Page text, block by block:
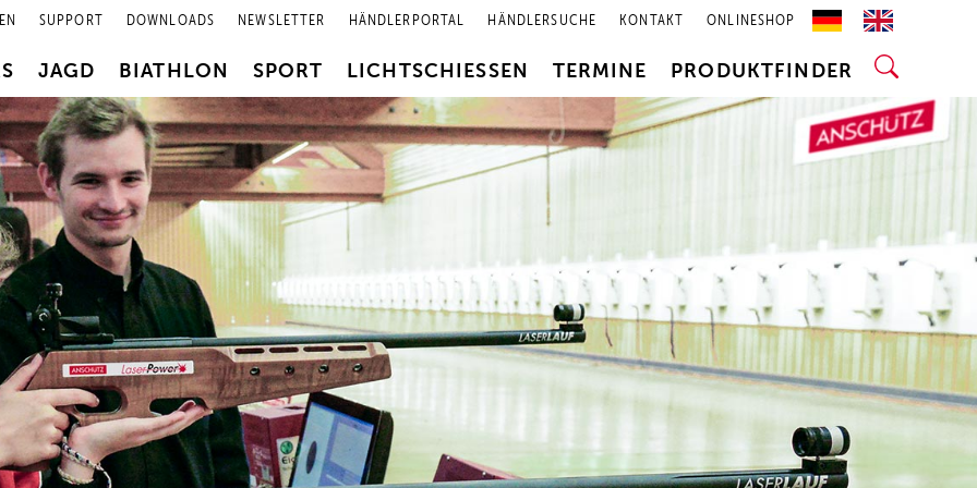
SUPPORT DOWNLOADS NEWSLETTER HÄNDLERPORTAL HÄNDLERSUCHE KONTAKT ONLINESHOP
JAGD BIATHLON SPORT LICHTSCHIESSEN TERMINE PRODUKTFINDER